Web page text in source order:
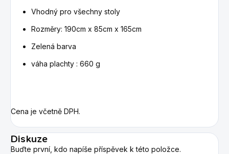
Vhodný pro všechny stoly
Rozměry: 190cm x 85cm x 165cm
Zelená barva
váha plachty : 660 g
Cena je včetně DPH.
Diskuze
Buďte první, kdo napíše příspěvek k této položce.